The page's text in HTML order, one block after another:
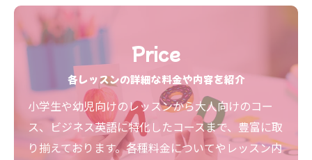
Price
各レッスンの詳細な料金や内容を紹介
小学生や幼児向けのレッスンから大人向けのコー
ス、ビジネス英語に特化したコースまで、豊富に取
り揃えております。各種料金についてやレッスン内